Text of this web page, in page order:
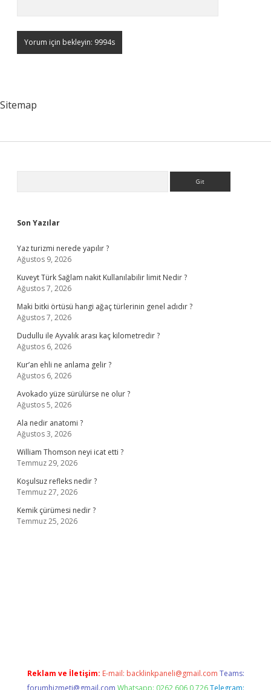
Sitemap
Son Yazılar
Yaz turizmi nerede yapılır ?
Ağustos 9, 2026
Kuveyt Türk Sağlam nakit Kullanılabilir limit Nedir ?
Ağustos 7, 2026
Maki bitki örtüsü hangi ağaç türlerinin genel adıdır ?
Ağustos 7, 2026
Dudullu ile Ayvalık arası kaç kilometredir ?
Ağustos 6, 2026
Kur’an ehli ne anlama gelir ?
Ağustos 6, 2026
Avokado yüze sürülürse ne olur ?
Ağustos 5, 2026
Ala nedir anatomi ?
Ağustos 3, 2026
William Thomson neyi icat etti ?
Temmuz 29, 2026
Koşulsuz refleks nedir ?
Temmuz 27, 2026
Kemik çürümesi nedir ?
Temmuz 25, 2026
Reklam ve İletişim: E-mail: backlinkpaneli@gmail.com Teams:
forumhizmeti@gmail.com Whatsapp: 0262 606 0 726 Telegram: